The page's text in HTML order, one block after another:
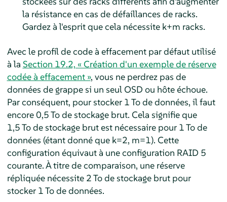
la résistance en cas de défaillances de racks.
Gardez à l'esprit que cela nécessite k+m racks.
Avec le profil de code à effacement par défaut utilisé
à la Section 19.2, « Création d'un exemple de réserve
codée à effacement », vous ne perdrez pas de
données de grappe si un seul OSD ou hôte échoue.
Par conséquent, pour stocker 1 To de données, il faut
encore 0,5 To de stockage brut. Cela signifie que
1,5 To de stockage brut est nécessaire pour 1 To de
données (étant donné que k=2, m=1). Cette
configuration équivaut à une configuration RAID 5
courante. À titre de comparaison, une réserve
répliquée nécessite 2 To de stockage brut pour
stocker 1 To de données.